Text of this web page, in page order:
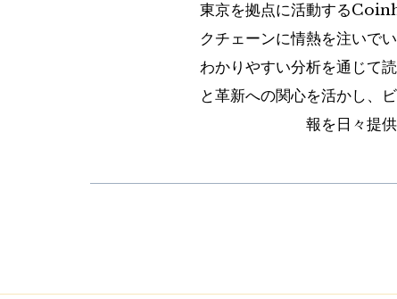
東京を拠点に活動する
クチェーンに情熱を注いで
わかりやすい分析を通じて
と革新への関心を活かし、
報を日々提